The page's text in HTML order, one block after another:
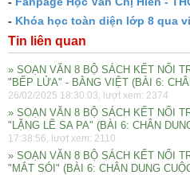
- Khóa học toàn diện lớp 8 qua
Tin liên quan
» SOẠN VĂN 8 BỘ SÁCH KẾT NỐI
"BẾP LỬA" - BẰNG VIỆT (BÀI 6:
26/02/2025 18:30:03, lượt xem: 2374
» SOẠN VĂN 8 BỘ SÁCH KẾT NỐI
"LẶNG LẼ SA PA" (BÀI 6: CHÂN
17:38:56, lượt xem: 2110
» SOẠN VĂN 8 BỘ SÁCH KẾT NỐI
"MẮT SÓI" (BÀI 6: CHÂN DUNG